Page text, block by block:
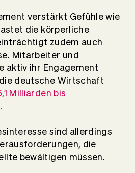
verstärkt Gefühle wie
die körperliche
zudem auch
Mitarbeiter und
aktiv ihr Engagement
deutsche Wirtschaft
Milliarden bis
.
sind allerdings
die
bewältigen müssen.